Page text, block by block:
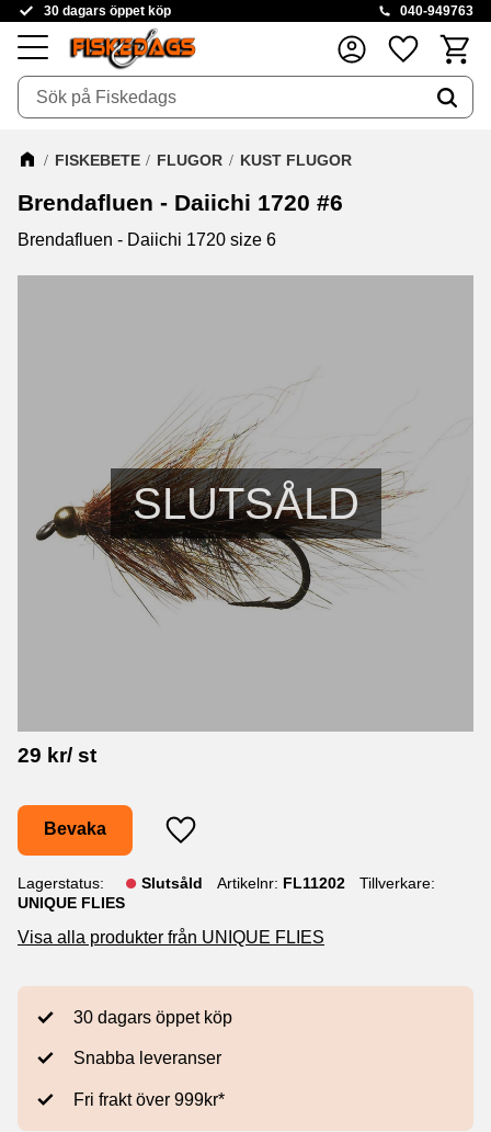
Meny
30 dagars öppet köp 040-949763
Favoriter
FISKEBETE FLUGOR KUST FLUGOR
Brendafluen - Daiichi 1720 #6
Brendafluen - Daiichi 1720 size 6
SLUTSÅLD
29 kr/ st
Lägg till i favoriter
Bevaka
Lagerstatus Slutsåld Artikelnr FL11202
Tillverkare
UNIQUE FLIES
Visa alla produkter från UNIQUE FLIES
30 dagars öppet köp
Snabba leveranser
Fri frakt över 999kr*